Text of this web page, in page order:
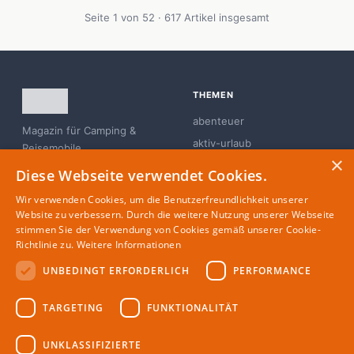
Seite 1 von 52 · 617 Artikel insgesamt
Magazin für Camping &
Reisemobile
THEMEN
abenteuer
aktiv-urlaub
familie
glamping
MAGAZIN
Partner
RECHTLICHES
Impressum
×
Diese Webseite verwendet Cookies.
Wir verwenden Cookies, um die Benutzerfreundlichkeit unserer
Website zu verbessern. Durch die weitere Nutzung unserer Webseite
stimmen Sie der Verwendung von Cookies gemäß unserer Cookie-
Richtlinie zu. Weitere Informationen
UNBEDINGT ERFORDERLICH
PERFORMANCE
TARGETING FUNKTIONALITÄT
UNKLASSIFIZIERTE